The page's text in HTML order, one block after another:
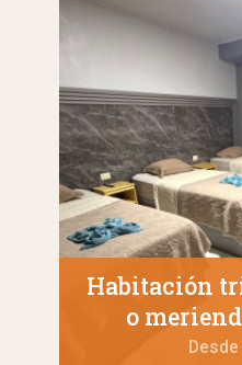
Habitación
o